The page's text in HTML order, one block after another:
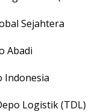
Sejahtera
Abadi
Logistik (TDL)